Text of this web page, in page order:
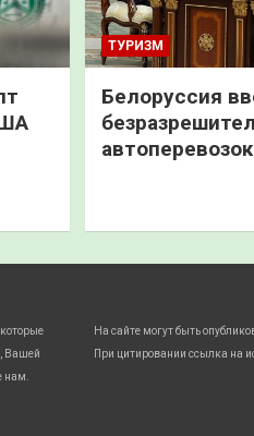
ТУРИЗМ
Белоруссия
Вашей
нам.
На сайте могут быть
При цитировании ссылка на